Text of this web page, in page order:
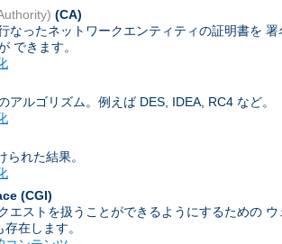
(CA)
なったネットワークエンティティの証明書を
できます。
アルゴリズム。例えば DES, IDEA, RC4 など。
られた結果。
(CGI)
エストを扱うことができるようにするための
存在します。